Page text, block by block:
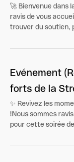
🚀 Bienvenue dans
ravis de vous
trouver du soutien,
Evénement
forts de la
✨ Revivez les
!Nous sommes
pour cette soirée